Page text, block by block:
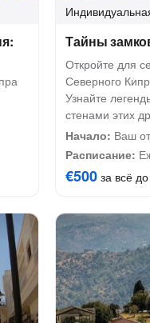
Тайны
Откройте для
Северного
Узнайте
стенами этих
Начало: Ваш
Расписание:
€500 за всё